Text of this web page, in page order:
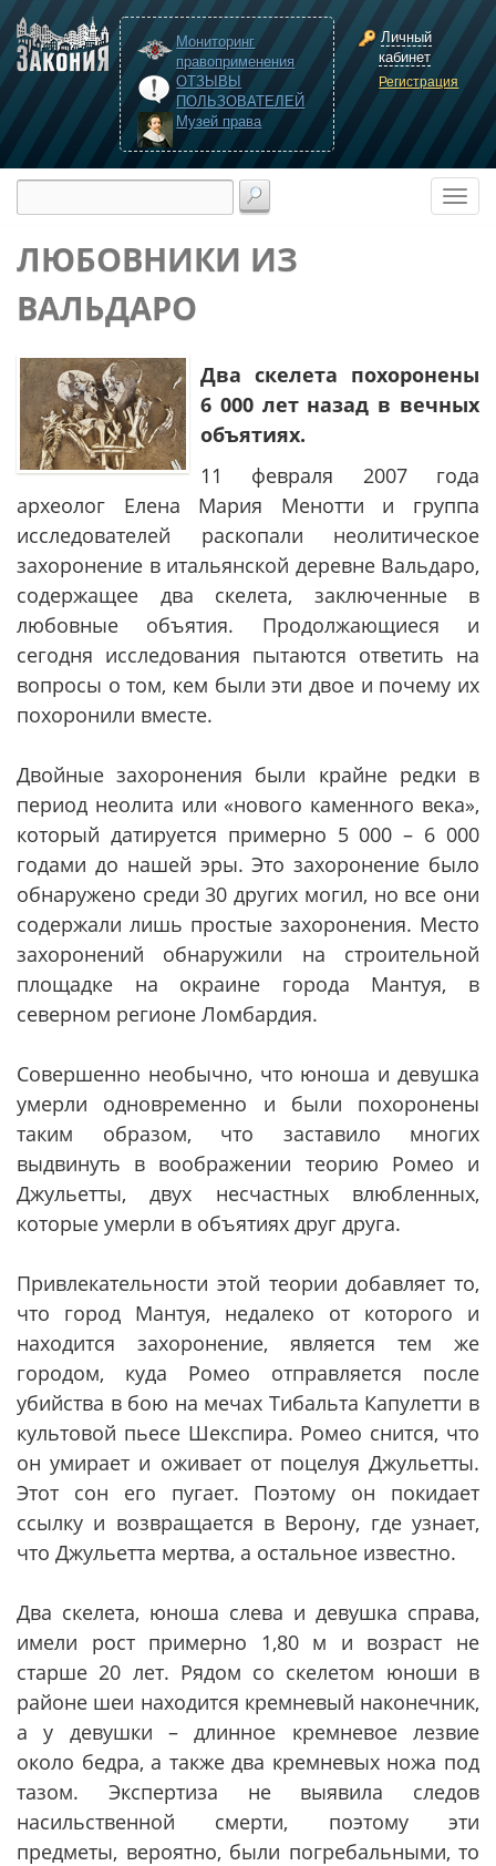
Мониторинг
правоприменения
ОТЗЫВЫ
ПОЛЬЗОВАТЕЛЕЙ
Музей права
Личный
кабинет
Регистрация
ЛЮБОВНИКИ ИЗ
ВАЛЬДАРО
Два скелета похоронены
6 000 лет назад в вечных
объятиях.
11 февраля 2007 года
археолог Елена Мария Менотти и группа
исследователей раскопали неолитическое
захоронение в итальянской деревне Вальдаро,
содержащее два скелета, заключенные в
любовные объятия. Продолжающиеся и
сегодня исследования пытаются ответить на
вопросы о том, кем были эти двое и почему их
похоронили вместе.
Двойные захоронения были крайне редки в
период неолита или «нового каменного века»,
который датируется примерно 5 000 – 6 000
годами до нашей эры. Это захоронение было
обнаружено среди 30 других могил, но все они
содержали лишь простые захоронения. Место
захоронений обнаружили на строительной
площадке на окраине города Мантуя, в
северном регионе Ломбардия.
Совершенно необычно, что юноша и девушка
умерли одновременно и были похоронены
таким образом, что заставило многих
выдвинуть в воображении теорию Ромео и
Джульетты, двух несчастных влюбленных,
которые умерли в объятиях друг друга.
Привлекательности этой теории добавляет то,
что город Мантуя, недалеко от которого и
находится захоронение, является тем же
городом, куда Ромео отправляется после
убийства в бою на мечах Тибальта Капулетти в
культовой пьесе Шекспира. Ромео снится, что
он умирает и оживает от поцелуя Джульетты.
Этот сон его пугает. Поэтому он покидает
ссылку и возвращается в Верону, где узнает,
что Джульетта мертва, а остальное известно.
Два скелета, юноша слева и девушка справа,
имели рост примерно 1,80 м и возраст не
старше 20 лет. Рядом со скелетом юноши в
районе шеи находится кремневый наконечник,
а у девушки – длинное кремневое лезвие
около бедра, а также два кремневых ножа под
тазом. Экспертиза не выявила следов
насильственной смерти, поэтому эти
предметы, вероятно, были погребальными, то